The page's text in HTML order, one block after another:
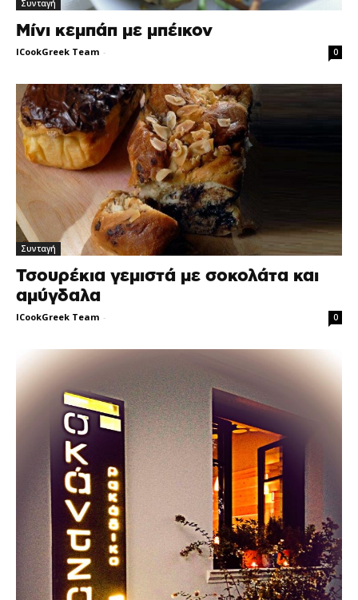
Συνταγή
Μίνι κεμπάπ με μπέικον
ICookGreek Team - 0
Συνταγή
Τσουρέκια γεμιστά με σοκολάτα και
αμύγδαλα
ICookGreek Team - 0